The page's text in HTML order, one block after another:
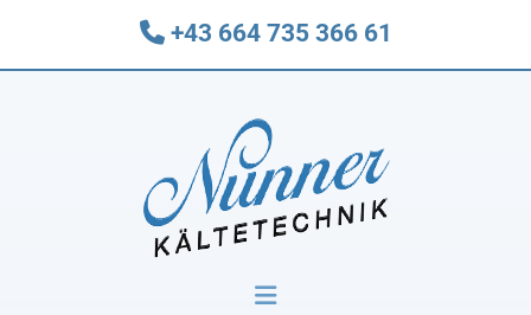
+43 664 735 366 61